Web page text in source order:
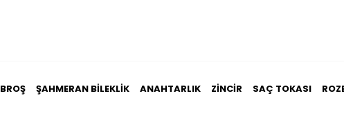
BROŞ ŞAHMERAN BILEKLIK ANAHTARLIK ZINCIR SAÇ TOKASI